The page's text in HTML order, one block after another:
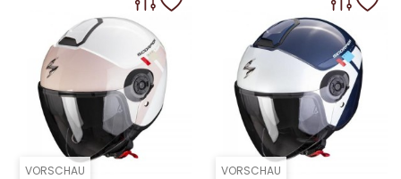
VORSCHAU VORSCHAU